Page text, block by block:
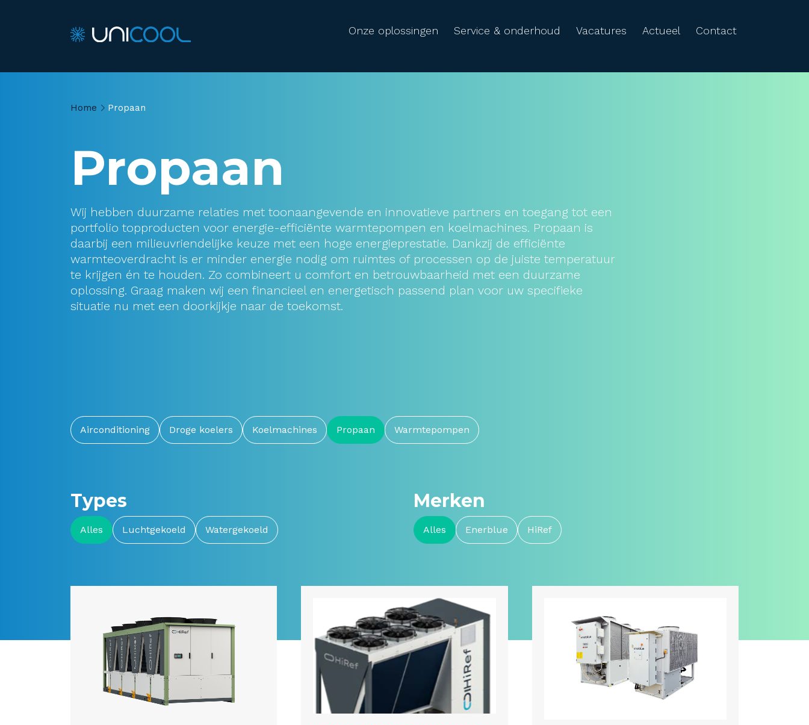
Onze oplossingen Service & onderhoud Vacatures Actueel Contact
Home Propaan
Propaan
Wij hebben duurzame relaties met toonaangevende en innovatieve partners en toegang tot een
portfolio topproducten voor energie-efficiënte warmtepompen en koelmachines. Propaan is
daarbij een milieuvriendelijke keuze met een hoge energieprestatie. Dankzij de efficiënte
warmteoverdracht is er minder energie nodig om ruimtes of processen op de juiste temperatuur
te krijgen én te houden. Zo combineert u comfort en betrouwbaarheid met een duurzame
oplossing. Graag maken wij een financieel en energetisch passend plan voor uw specifieke
situatie nu met een doorkijkje naar de toekomst.
Airconditioning Droge koelers Koelmachines Propaan Warmtepompen
Types
Alles Luchtgekoeld Watergekoeld
Merken
Alles Enerblue HiRef